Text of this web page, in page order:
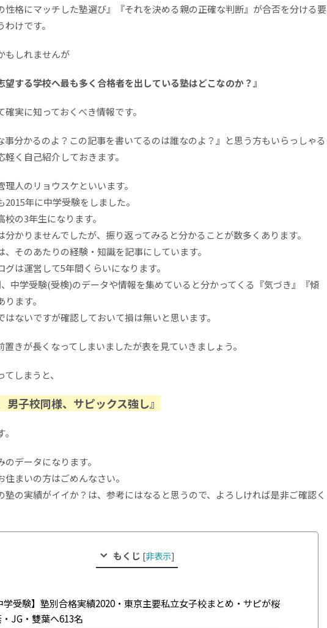
性格にマッチした塾選び』『それを決める親の正確な判断』が合否を分ける要
けです。
もしれませんが
望する学校へ最も多く合格者を出している塾はどこなのか？』
確実に知っておくべき情報です。
事分かるのよ？この記事を書いてるのは誰なのよ？』と思う方もいらっしゃる
軽く自己紹介しておきます。
理人のリョウスケといいます。
年に中学受験をしました。
の3年生になります。
分かりませんでしたが、振り返ってみると分かることが数多くあります。
、そのあたりの経験・知識を記事にしています。
グは運営して5年間くらいになります。
中学受験(受検)のデータや情報を集めていると分かってくる『気づき』『傾
ます。
はないですが確認しておいて損は無いと思います。
置きが長くなってしまいましたが表を見ていきましょう。
しまうと、
男子校同様、サピックス強し』
データになります。
住まいの方はごめんなさい。
塾の実績がイイか？は、参考にはなると思うので、よろしければ是非ご確認く
もくじ [非表示]
学受験】塾別合格実績2020・東京主要私立女子校まとめ・サピが桜
JG・雙葉へ613名